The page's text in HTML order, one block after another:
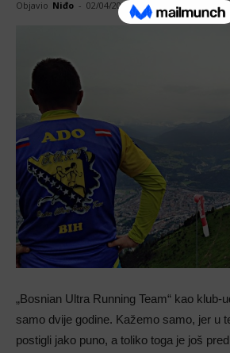
Objavio Niđo - 02/04/2016
„Bosnian Ultra Running Team“ kao klub-
samo dvije godine. Kažemo samo, jer u
postigli jako puno, a toliko toga je još